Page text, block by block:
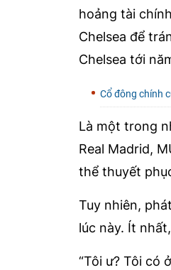
hoảng tài
Chelsea để
Chelsea tới
Cổ đông chính
Là một trong
Real Madrid,
thể thuyết
Tuy nhiên,
lúc này. Ít
“Tôi ư? Tôi có